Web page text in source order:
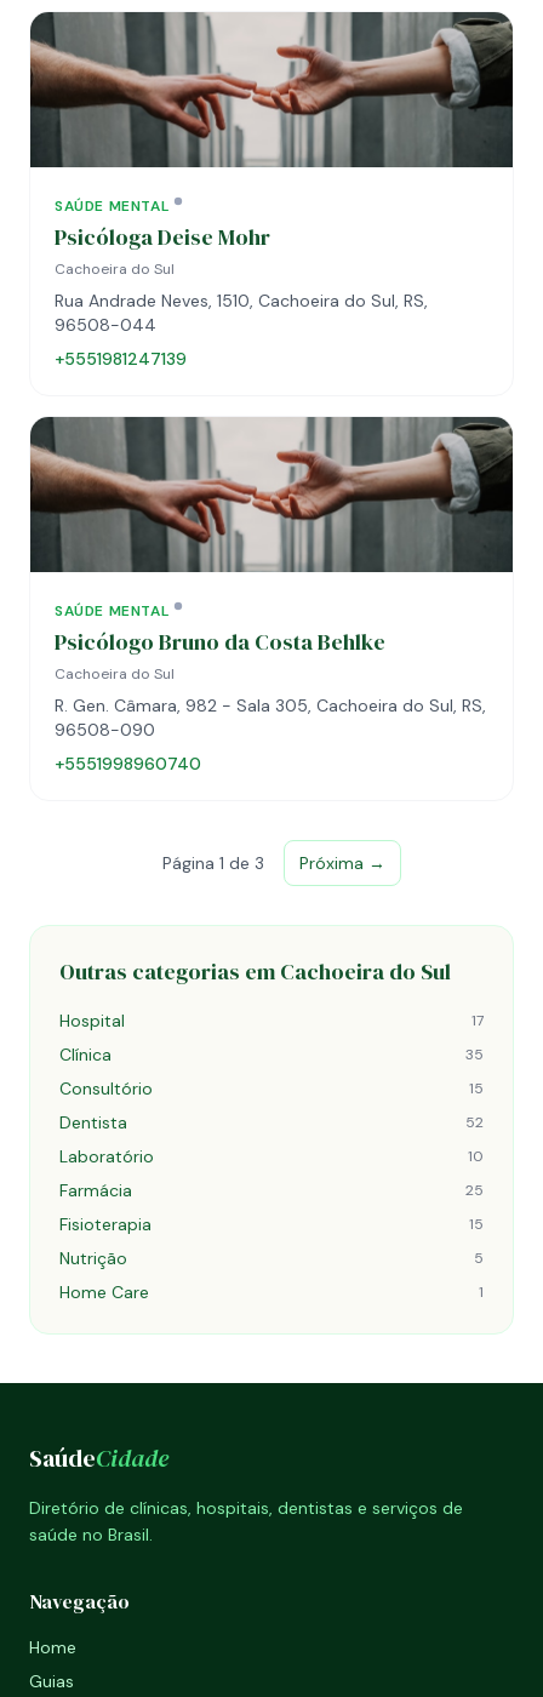
SAÚDE MENTAL
Psicóloga Deise Mohr
Cachoeira do Sul
Rua Andrade Neves, 1510, Cachoeira do Sul, RS,
96508-044
+5551981247139
SAÚDE MENTAL
Psicólogo Bruno da Costa Behlke
Cachoeira do Sul
R. Gen. Câmara, 982 - Sala 305, Cachoeira do Sul, RS,
96508-090
+5551998960740
Página 1 de 3 Próxima →
Outras categorias em Cachoeira do Sul
Hospital 17
Clínica 35
Consultório 15
Dentista 52
Laboratório 10
Farmácia 25
Fisioterapia 15
Nutrição 5
Home Care 1
SaúdeCidade
Diretório de clínicas, hospitais, dentistas e serviços de
saúde no Brasil.
Navegação
Home
Guias